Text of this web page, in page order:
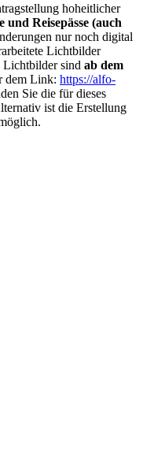
hoheitlicher
und Reisepässe (auch
nur noch digital
Lichtbilder
Lichtbilder sind ab dem
dem Link: https://alfo-
Sie die für dieses
ist die Erstellung